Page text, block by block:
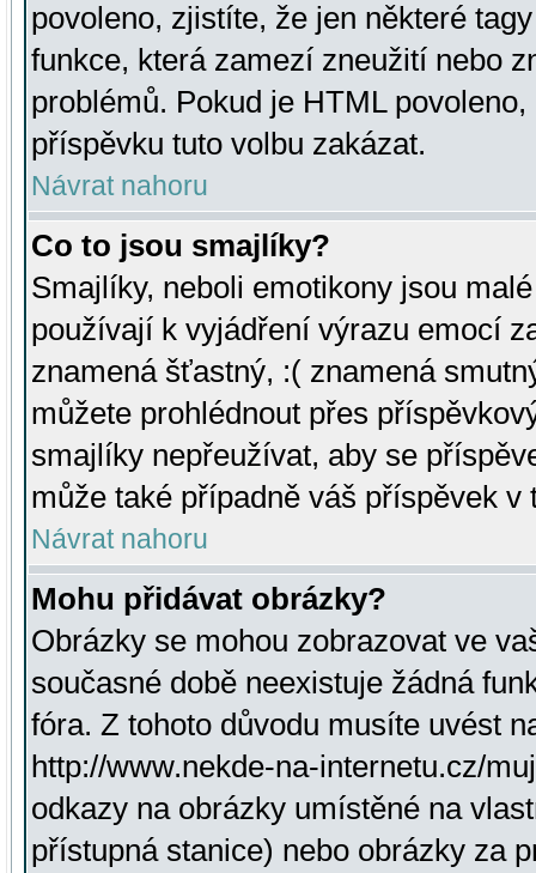
povoleno, zjistíte, že jen některé
funkce, která zamezí zneužití nebo
problémů. Pokud je HTML
příspěvku tuto volbu zakázat.
Návrat nahoru
Co to jsou smajlíky?
Smajlíky, neboli emotikony jsou
používají k vyjádření výrazu emocí
znamená šťastný, :( znamená
můžete prohlédnout přes
smajlíky nepřeužívat, aby se
může také případně váš příspěvek v
Návrat nahoru
Mohu přidávat obrázky?
Obrázky se mohou zobrazovat ve
současné době neexistuje žádná
fóra. Z tohoto důvodu musíte uvést
http://www.nekde-na-internetu.cz/
odkazy na obrázky umístěné na
přístupná stanice) nebo obrázky za